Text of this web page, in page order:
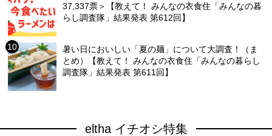
37,337票＞【教えて！ みんなの衣食住「みんなの暮
らし調査隊」結果発表 第612回】
暑い日においしい「夏の麺」について大調査！（ま
とめ）【教えて！ みんなの衣食住「みんなの暮らし
調査隊」結果発表 第611回】
eltha イチオシ特集